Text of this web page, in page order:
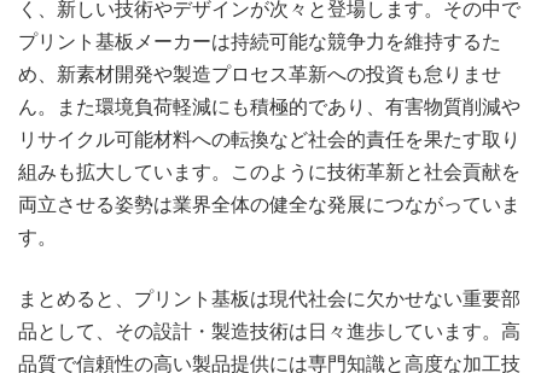
く、新しい技術やデザインが次々と登場します。その中で
プリント基板メーカーは持続可能な競争力を維持するた
め、新素材開発や製造プロセス革新への投資も怠りませ
ん。また環境負荷軽減にも積極的であり、有害物質削減や
リサイクル可能材料への転換など社会的責任を果たす取り
組みも拡大しています。このように技術革新と社会貢献を
両立させる姿勢は業界全体の健全な発展につながっていま
す。
まとめると、プリント基板は現代社会に欠かせない重要部
品として、その設計・製造技術は日々進歩しています。高
品質で信頼性の高い製品提供には専門知識と高度な加工技